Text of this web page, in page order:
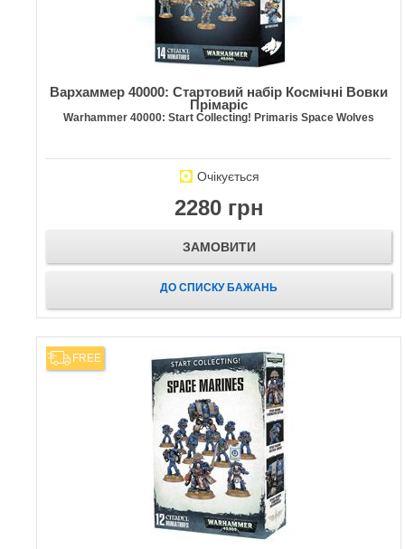
Вархаммер 40000: Стартовий набір Космічні Вовки
Прімаріс
Warhammer 40000: Start Collecting! Primaris Space Wolves
Очікується
2280 грн
ЗАМОВИТИ
ДО СПИСКУ БАЖАНЬ
FREE